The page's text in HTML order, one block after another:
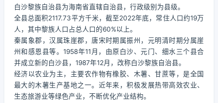
白沙黎族自治县为海南省直辖自治县，行政级别为县级。
全县总面积2117.73平方千米，截至2022年底，常住人口约19万
人，其中黎族人口占总人口的60%以上。
秦属象郡，汉属珠崖郡，唐宋时期属振州，元明清时期分属崖
州和感恩县等。1958年11月，由原白沙、元门、细水三个县合
并成立新的白沙县，1987年12月，改称白沙黎族自治县。
经济以农业为主，主要农作物有橡胶、木薯、甘蔗等，是全国
最大的木薯生产基地之一。近年来，积极发展热带高效农业、
生态旅游业等绿色产业，不断优化产业结构。